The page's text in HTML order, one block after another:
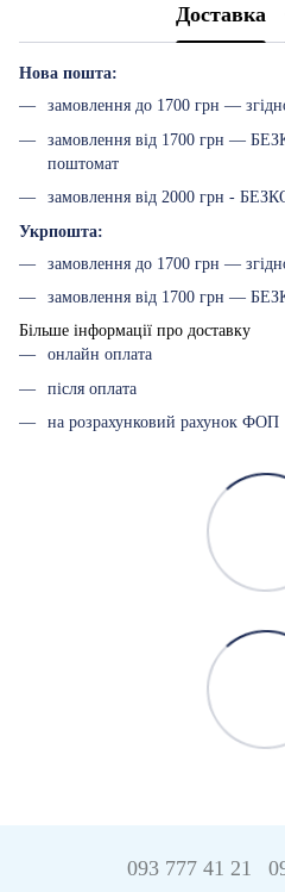
Доставка
Нова пошта:
замовлення до 1700 грн —
замовлення від 1700 грн —
поштомат
замовлення від 2000 грн -
Укрпошта:
замовлення до 1700 грн —
замовлення від 1700 грн —
Більше інформації про доставку
онлайн оплата
після оплата
на розрахунковий рахунок ФОП
093 777 41 21